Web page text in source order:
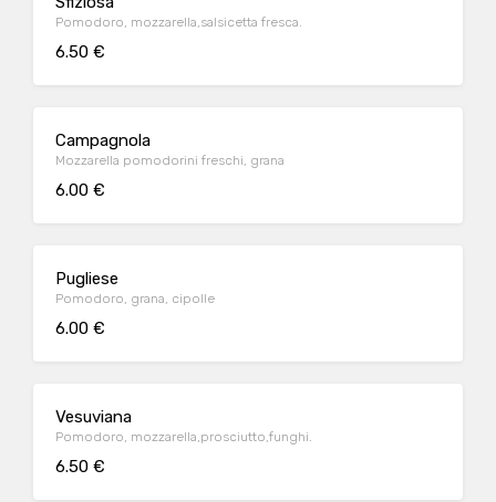
Pomodoro, mozzarella,salsicetta fresca.
6.50 €
Campagnola
Mozzarella pomodorini freschi, grana
6.00 €
Pugliese
Pomodoro, grana, cipolle
6.00 €
Vesuviana
Pomodoro, mozzarella,prosciutto,funghi.
6.50 €